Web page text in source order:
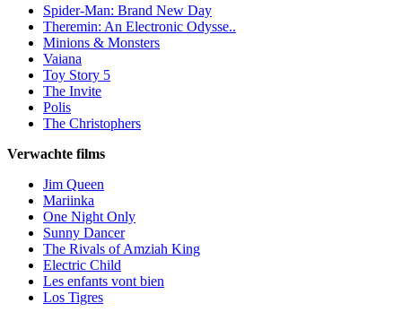
Spider-Man: Brand New Day
Theremin: An Electronic Odysse..
Minions & Monsters
Vaiana
Toy Story 5
The Invite
Polis
The Christophers
Verwachte films
Jim Queen
Mariinka
One Night Only
Sunny Dancer
The Rivals of Amziah King
Electric Child
Les enfants vont bien
Los Tigres